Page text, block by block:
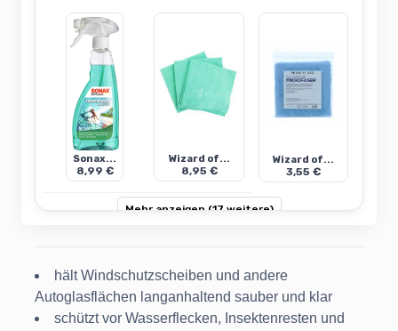
Sonax...
8,99 €
Wizard of...
8,95 €
Wizard of...
3,55 €
Mehr anzeigen (17 weitere)
hält Windschutzscheiben und andere
Autoglasflächen langanhaltend sauber und klar
schützt vor Wasserflecken, Insektenresten und